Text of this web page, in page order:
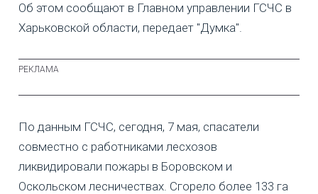
Об этом сообщают в Главном управлении ГСЧС в
Харьковской области, передает "Думка".
По данным ГСЧС, сегодня, 7 мая, спасатели
совместно с работниками лесхозов
ликвидировали пожары в Боровском и
Оскольском лесничествах. Сгорело более 133 га